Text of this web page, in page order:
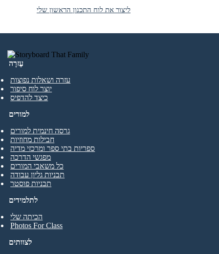
ליצור את לוח התכנון הראשון שלי
עֶזרָה
עזרה ושאלות נפוצות
יוצר לוח סיפור
כיצד להדפיס
לתלמידים
הכיתה שלי
Photos For Class
למורים
גרסה חינמית למורים
חבילות מחוזיות
ספריות בתי ספר ומרכזי מדיה
מפגשי הדרכה
כל משאבי המורים
תבניות גליון עבודה
תבניות פוסטר
לצוותים